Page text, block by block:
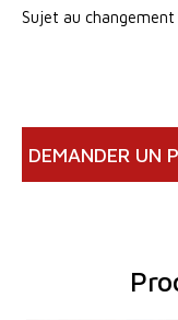
Sujet au changement
DEMANDER UN